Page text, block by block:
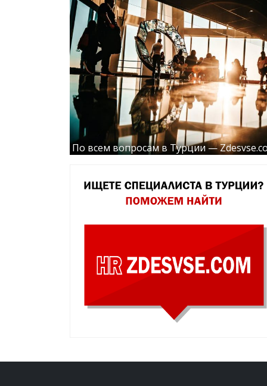
По всем вопросам в Турции —